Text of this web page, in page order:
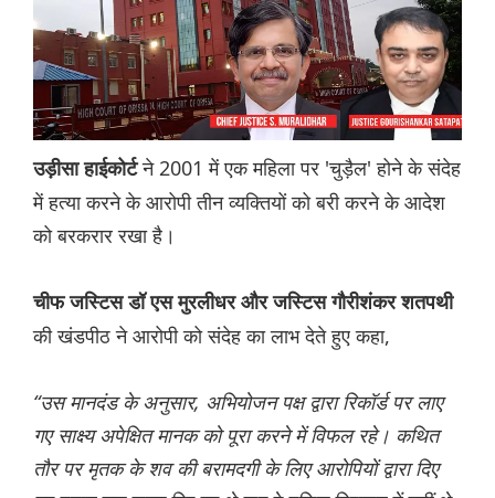
उड़ीसा हाईकोर्टने 2001 में एक महिला पर 'चुड़ैल' होने के संदेह
में हत्या करने के आरोपी तीन व्यक्तियों को बरी करने के आदेश
को बरकरार रखा है।
चीफ जस्टिस डॉ एस मुरलीधर और जस्टिस गौरीशंकर शतपथी
की खंडपीठ ने आरोपी को संदेह का लाभ देते हुए कहा,
“उस मानदंड के अनुसार, अभियोजन पक्ष द्वारा रिकॉर्ड पर लाए
गए साक्ष्य अपेक्षित मानक को पूरा करने में विफल रहे। कथित
तौर पर मृतक के शव की बरामदगी के लिए आरोपियों द्वारा दिए